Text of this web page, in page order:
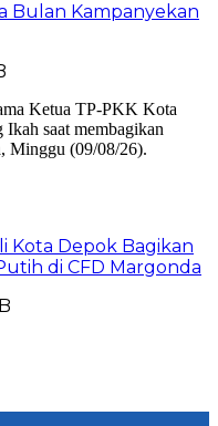
Bulan Kampanyekan
Kota Depok Bagikan
di CFD Margonda